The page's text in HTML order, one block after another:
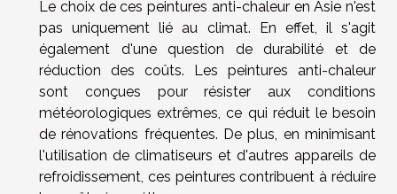
Le choix de ces peintures anti-chaleur en Asie n'est
pas uniquement lié au climat. En effet, il s'agit
également d'une question de durabilité et de
réduction des coûts. Les peintures anti-chaleur
sont conçues pour résister aux conditions
météorologiques extrêmes, ce qui réduit le besoin
de rénovations fréquentes. De plus, en minimisant
l'utilisation de climatiseurs et d'autres appareils de
refroidissement, ces peintures contribuent à réduire